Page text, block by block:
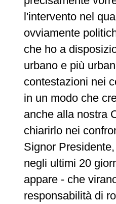
l'intervento nel
ovviamente
che ho a
urbano e più
contestazioni nei
in un modo che
anche alla nostra
chiarirlo nei
Signor
negli ultimi 20
appare - che
responsabilità di